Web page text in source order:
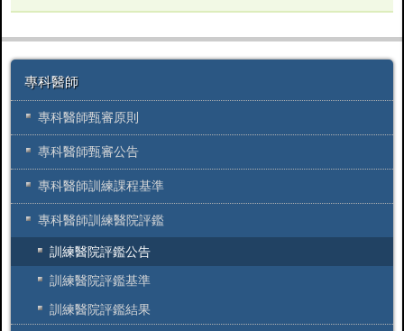
專科醫師
專科醫師甄審原則
專科醫師甄審公告
專科醫師訓練課程基準
專科醫師訓練醫院評鑑
訓練醫院評鑑公告
訓練醫院評鑑基準
訓練醫院評鑑結果